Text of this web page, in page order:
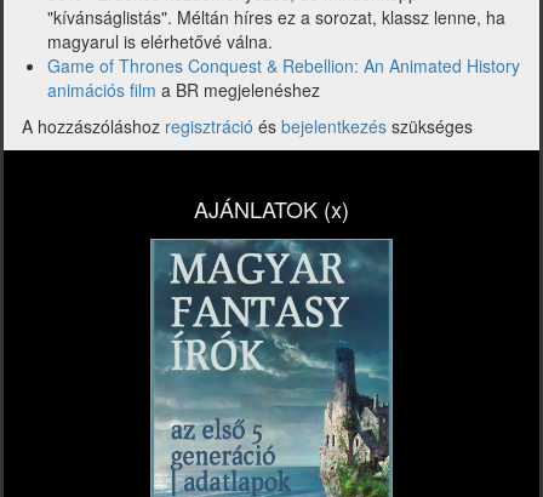
"kívánságlistás". Méltán híres ez a sorozat, klassz lenne, ha
magyarul is elérhetővé válna.
Game of Thrones Conquest & Rebellion: An Animated History
animációs film a BR megjelenéshez
A hozzászóláshoz regisztráció és bejelentkezés szükséges
AJÁNLATOK (x)